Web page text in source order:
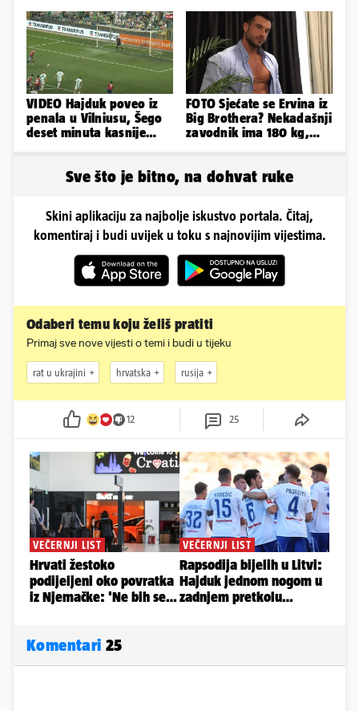
spas
VIDEO Hajduk poveo iz
penala u Vilniusu, Šego
deset minuta kasnije
FOTO Sjećate se Ervina iz
Big Brothera? Nekadašnji
zavodnik ima 180 kg,
Sve što je bitno, na dohvat ruke
Skini aplikaciju za najbolje iskustvo portala. Čitaj,
komentiraj i budi uvijek u toku s najnovijim vijestima.
Odaberi temu koju želiš pratiti
Primaj sve nove vijesti o temi i budi u tijeku
rat u ukrajini hrvatska rusija
12 25
Komentari 25